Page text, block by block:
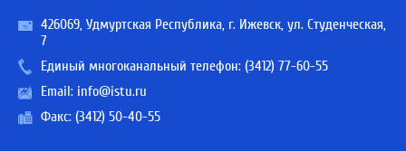
426069, Удмуртская Республика, г. Ижевск, ул. Студенческая,
7
Единый многоканальный телефон: (3412) 77-60-55
Email: info@istu.ru
Факс: (3412) 50-40-55